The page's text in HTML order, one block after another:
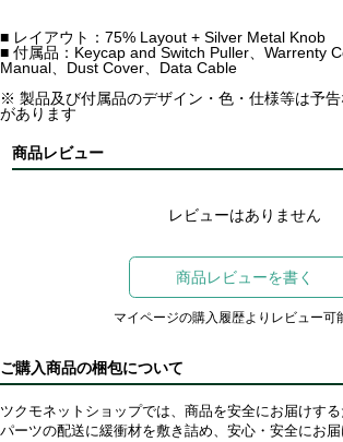
■ レイアウト：75% Layout + Silver Metal Knob
■ 付属品：Keycap and Switch Puller、Warrenty
Manual、Dust Cover、Data Cable
※ 製品及び付属品のデザイン・色・仕様等は予
があります
商品レビュー
レビューはありません
商品レビューを書く
マイページの購入履歴よりレビュー可
ご購入商品の梱包について
ツクモネットショップでは、商品を安全にお届けす
パーツの配送に緩衝材を敷き詰め、安心・安全にお